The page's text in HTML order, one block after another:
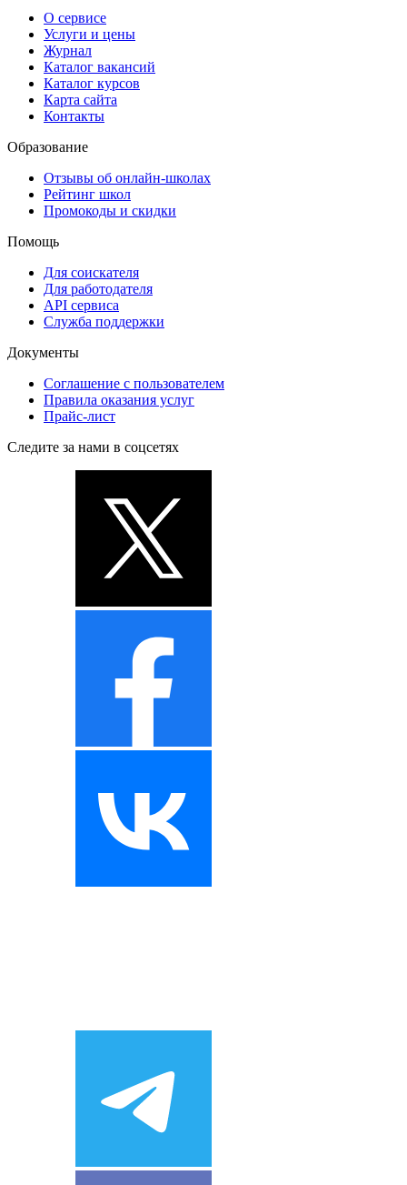
О сервисе
Услуги и цены
Журнал
Каталог вакансий
Каталог курсов
Карта сайта
Контакты
Образование
Отзывы об онлайн-школах
Рейтинг школ
Промокоды и скидки
Помощь
Для соискателя
Для работодателя
API сервиса
Служба поддержки
Документы
Соглашение с пользователем
Правила оказания услуг
Прайс-лист
Следите за нами в соцсетях